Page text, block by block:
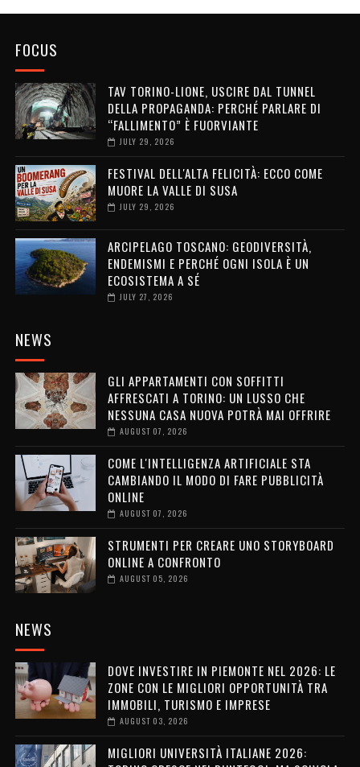
FOCUS
TAV TORINO-LIONE, USCIRE DAL TUNNEL
DELLA PROPAGANDA: PERCHÉ PARLARE DI
“FALLIMENTO” È FUORVIANTE
JULY 29, 2026
FESTIVAL DELL'ALTA FELICITÀ: ECCO COME
MUORE LA VALLE DI SUSA
JULY 29, 2026
ARCIPELAGO TOSCANO: GEODIVERSITÀ,
ENDEMISMI E PERCHÉ OGNI ISOLA È UN
ECOSISTEMA A SÉ
JULY 27, 2026
NEWS
GLI APPARTAMENTI CON SOFFITTI
AFFRESCATI A TORINO: UN LUSSO CHE
NESSUNA CASA NUOVA POTRÀ MAI OFFRIRE
AUGUST 07, 2026
COME L'INTELLIGENZA ARTIFICIALE STA
CAMBIANDO IL MODO DI FARE PUBBLICITÀ
ONLINE
AUGUST 07, 2026
STRUMENTI PER CREARE UNO STORYBOARD
ONLINE A CONFRONTO
AUGUST 05, 2026
NEWS
DOVE INVESTIRE IN PIEMONTE NEL 2026: LE
ZONE CON LE MIGLIORI OPPORTUNITÀ TRA
IMMOBILI, TURISMO E IMPRESE
AUGUST 03, 2026
MIGLIORI UNIVERSITÀ ITALIANE 2026: